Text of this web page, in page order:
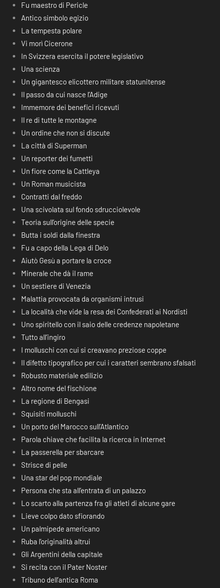
Fu maestro di Pericle
Antico simbolo egizio
La tempesta polare
Vi morì Cicerone
In Svizzera esercita il potere legislativo
Una scienza
Un gigantesco elicottero militare statunitense
Il passo da cui nasce l’Adige
Immemore dei benefici ricevuti
Il re di tutte le montagne
Un ordine che non si discute
La città di Superman
Un reporter dei fumetti
Un fiore come la Cattleya
Un Roman musicista
Contratti dal freddo
Una scivolata sul fondo sdrucciolevole
Teoria sull’origine delle specie
Butta i soldi dalla finestra
Fu a capo della Lega di Delo
Aiutò Gesù a portare la croce
Minerale che dà il rame
Un sestiere di Venezia
Malattia provocata da organismi intrusi
La località che vide la resa dei Confederati ai Nordisti
Uno spiritello con il saio delle credenze napoletane
Tutto all’ingiro
I molluschi con cui si creavano preziose coppe
Il difetto tipografico per cui i caratteri sembrano sfalsati
Robusto materiale edilizio
Altro nome del fischione
La regione di Bengasi
Squisiti molluschi
Un porto del Marocco sull’Atlantico
Parola chiave che facilita la ricerca in Internet
La passerella per sbarcare
Strisce di pelle
Una star del pop mondiale
Persona che sta all’entrata di un palazzo
Lo scarto alla partenza fra gli atleti di alcune gare
Lieve colpo dato sfiorando
Un palmipede americano
Ruba l’originalità altrui
Gli Argentini della capitale
Si recita con il Pater Noster
Tribuno dell’antica Roma